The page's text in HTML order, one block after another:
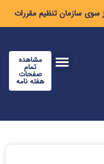
مشاهده
تمام
صفحات
هفته نامه